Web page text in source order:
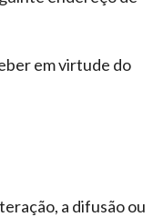
em virtude do
a difusão ou